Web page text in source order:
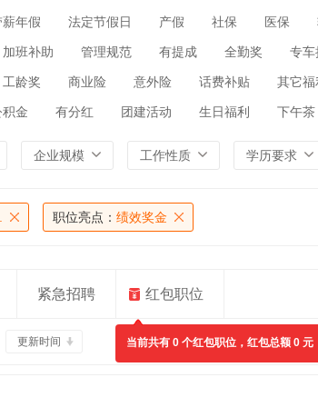
薪年假 法定节假日 产假 社保 医保
加班补助 管理规范 有提成 全勤奖 专车
工龄奖 商业险 意外险 话费补贴 其它福
积金 有分红 团建活动 生日福利 下午茶
企业规模 工作性质 学历要求
职位亮点： 绩效奖金
紧急招聘 红包职位
当前共有 0 个红包职位，红包总额 0 元
更新时间